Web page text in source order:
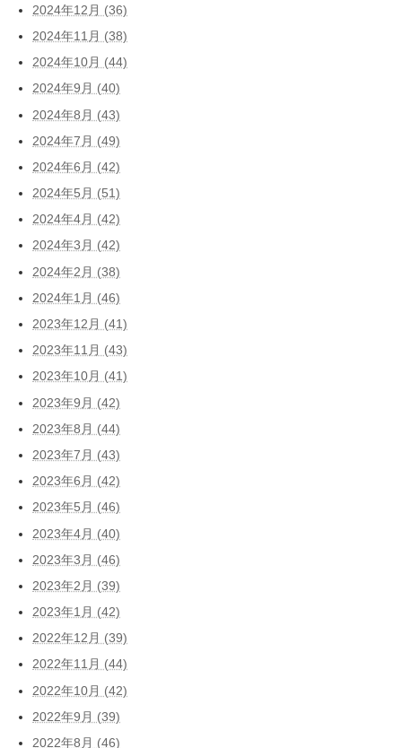
2024年12月 (36)
2024年11月 (38)
2024年10月 (44)
2024年9月 (40)
2024年8月 (43)
2024年7月 (49)
2024年6月 (42)
2024年5月 (51)
2024年4月 (42)
2024年3月 (42)
2024年2月 (38)
2024年1月 (46)
2023年12月 (41)
2023年11月 (43)
2023年10月 (41)
2023年9月 (42)
2023年8月 (44)
2023年7月 (43)
2023年6月 (42)
2023年5月 (46)
2023年4月 (40)
2023年3月 (46)
2023年2月 (39)
2023年1月 (42)
2022年12月 (39)
2022年11月 (44)
2022年10月 (42)
2022年9月 (39)
2022年8月 (46)